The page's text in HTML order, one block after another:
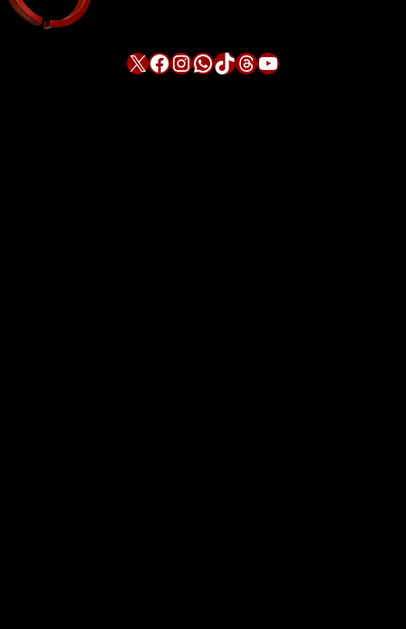
X Facebook InstagramWhatsApp TikTok Threads YouTube